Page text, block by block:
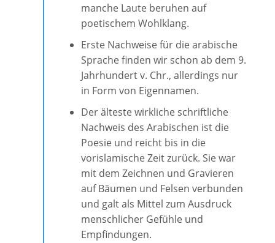
manche Laute beruhen auf
poetischem Wohlklang.
Erste Nachweise für die arabische
Sprache finden wir schon ab dem 9.
Jahrhundert v. Chr., allerdings nur
in Form von Eigennamen.
Der älteste wirkliche schriftliche
Nachweis des Arabischen ist die
Poesie und reicht bis in die
vorislamische Zeit zurück. Sie war
mit dem Zeichnen und Gravieren
auf Bäumen und Felsen verbunden
und galt als Mittel zum Ausdruck
menschlicher Gefühle und
Empfindungen.